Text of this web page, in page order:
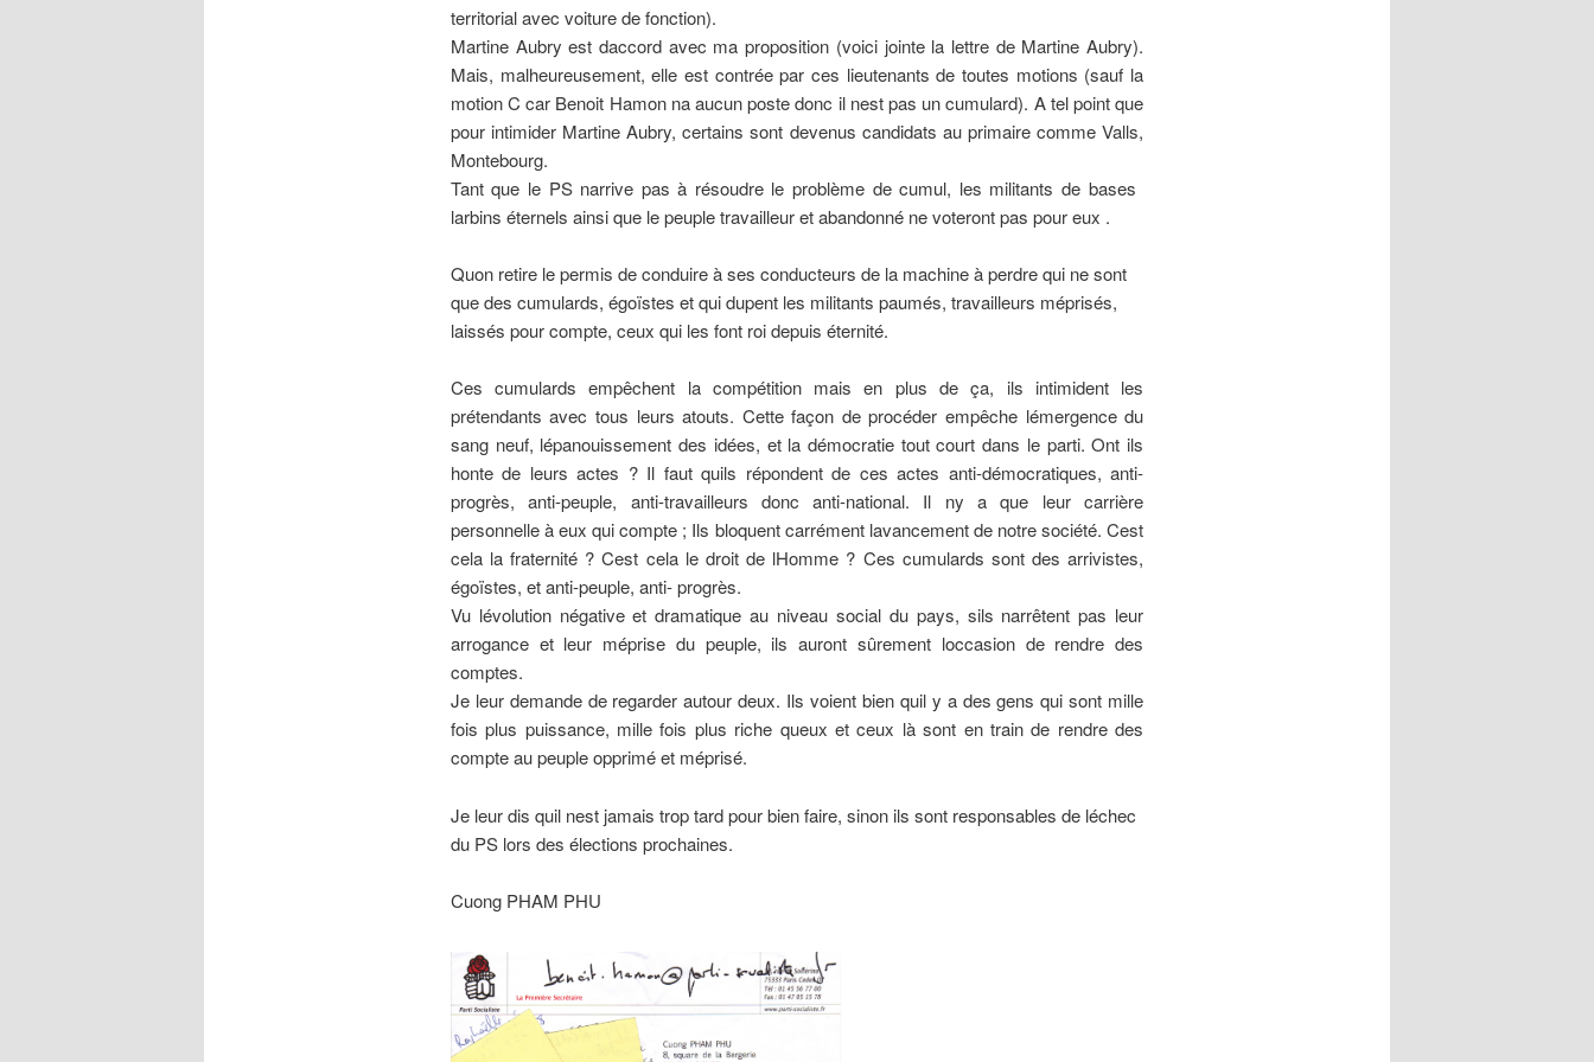
territorial avec voiture de fonction).
Martine Aubry est daccord avec ma proposition (voici jointe la lettre de Martine Aubry).
Mais, malheureusement, elle est contrée par ces lieutenants de toutes motions (sauf la
motion C car Benoit Hamon na aucun poste donc il nest pas un cumulard). A tel point que
pour intimider Martine Aubry, certains sont devenus candidats au primaire comme Valls,
Montebourg.
Tant que le PS narrive pas à résoudre le problème de cumul, les militants de bases 
larbins éternels ainsi que le peuple travailleur et abandonné ne voteront pas pour eux .
Quon retire le permis de conduire à ses conducteurs de la machine à perdre qui ne sont
que des cumulards, égoïstes et qui dupent les militants paumés, travailleurs méprisés,
laissés pour compte, ceux qui les font roi depuis éternité.
Ces cumulards empêchent la compétition mais en plus de ça, ils intimident les
prétendants avec tous leurs atouts. Cette façon de procéder empêche lémergence du
sang neuf, lépanouissement des idées, et la démocratie tout court dans le parti. Ont ils
honte de leurs actes ? Il faut quils répondent de ces actes anti-démocratiques, anti-
progrès, anti-peuple, anti-travailleurs donc anti-national. Il ny a que leur carrière
personnelle à eux qui compte ; Ils bloquent carrément lavancement de notre société. Cest
cela la fraternité ? Cest cela le droit de lHomme ? Ces cumulards sont des arrivistes,
égoïstes, et anti-peuple, anti- progrès.
Vu lévolution négative et dramatique au niveau social du pays, sils narrêtent pas leur
arrogance et leur méprise du peuple, ils auront sûrement loccasion de rendre des
comptes.
Je leur demande de regarder autour deux. Ils voient bien quil y a des gens qui sont mille
fois plus puissance, mille fois plus riche queux et ceux là sont en train de rendre des
compte au peuple opprimé et méprisé.
Je leur dis quil nest jamais trop tard pour bien faire, sinon ils sont responsables de léchec
du PS lors des élections prochaines.
Cuong PHAM PHU